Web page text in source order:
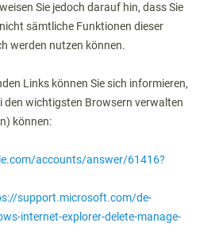
Sie jedoch darauf hin, dass Sie
sämtliche Funktionen dieser
werden nutzen können.
Links können Sie sich informieren,
den wichtigsten Browsern verwalten
können:
accounts/answer/61416?
support.microsoft.com/de-
internet-explorer-delete-manage-